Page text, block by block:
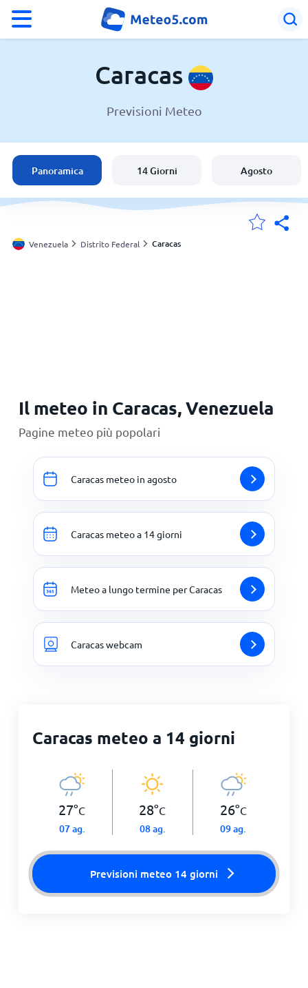
Venezuela
Italia
Svizzera
Caracas
Previsioni Meteo
Panoramica 14 Giorni Agosto
Venezuela Distrito Federal Caracas
Il meteo in Caracas, Venezuela
Pagine meteo più popolari
Caracas meteo in agosto
Caracas meteo a 14 giorni
Meteo a lungo termine per Caracas
Caracas webcam
Caracas meteo a 14 giorni
27°C
07 ag.
28°C
08 ag.
26°C
09 ag.
Previsioni meteo 14 giorni